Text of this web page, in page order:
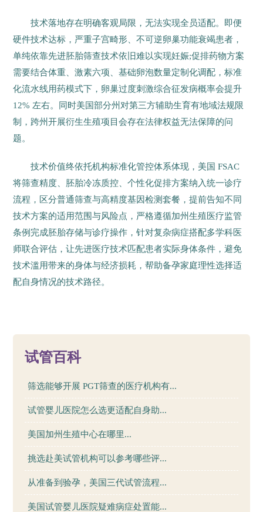
技术落地存在明确客观局限，无法实现全员适配。即便
硬件技术达标，严重子宫畸形、不可逆卵巢功能衰竭患者，
单纯依靠先进胚胎筛查技术依旧难以实现妊娠;促排药物方案
需要结合体重、激素六项、基础卵泡数量定制化调配，标准
化流水线用药模式下，卵巢过度刺激综合征发病概率会提升
12% 左右。同时美国部分州对第三方辅助生育有地域法规限
制，跨州开展衍生生殖项目会存在法律权益无法保障的问
题。
技术价值终依托机构标准化管控体系体现，美国 FSAC
将筛查精度、胚胎冷冻质控、个性化促排方案纳入统一诊疗
流程，区分普通筛查与高精度基因检测套餐，提前告知不同
技术方案的适用范围与风险点，严格遵循加州生殖医疗监管
条例完成胚胎存储与诊疗操作，针对复杂病症搭配多学科医
师联合评估，让先进医疗技术匹配患者实际身体条件，避免
技术滥用带来的身体与经济损耗，帮助备孕家庭理性选择适
配自身情况的技术路径。
试管百科
筛选能够开展 PGT筛查的医疗机构有...
试管婴儿医院怎么选更适配自身助...
美国加州生殖中心在哪里...
挑选赴美试管机构可以参考哪些评...
从准备到验孕，美国三代试管流程...
美国试管婴儿医院疑难病症处置能...